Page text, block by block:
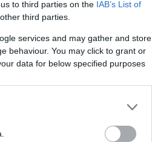
to third parties on the IAB’s List of
third parties.
services and may gather and store
behaviour. You may click to grant or
data for below specified purposes
zenekara
magának a
számított ez -
vokálok. Az
cenzúrázott
legénységét. A
Insalubrious
idejére
finoman
Az